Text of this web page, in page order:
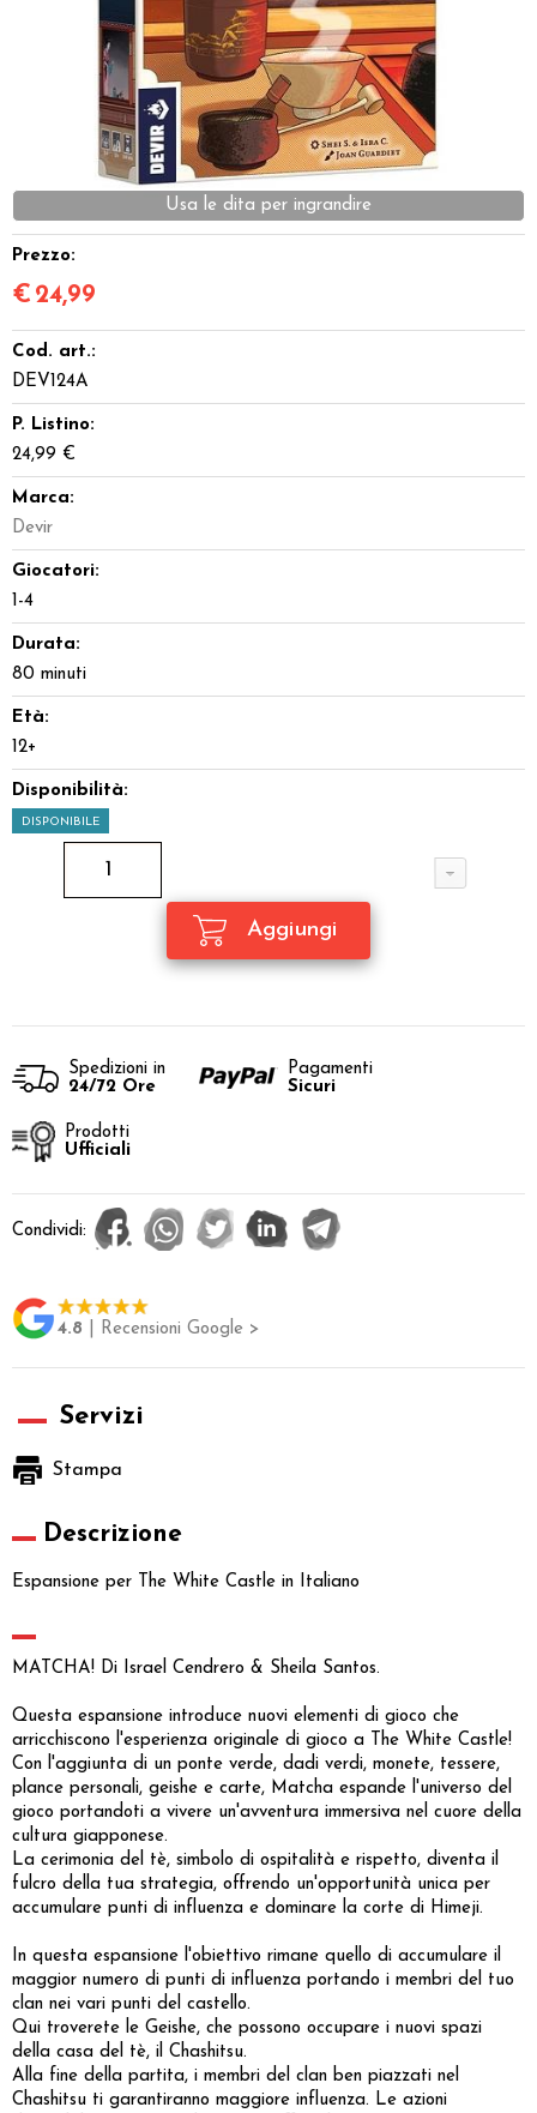
Giocattoli e Gadget
Offerte del Dragone
Prezzo:
€ 24,99
Cod. art.:
DEV124A
P. Listino:
24,99 €
Marca:
Devir
Giocatori:
1-4
Durata:
80 minuti
Età:
12+
Disponibilità:
DISPONIBILE
Spedizioni in
24/72 Ore
Pagamenti
Sicuri
Prodotti
Ufficiali
Condividi:
4.8 | Recensioni Google >
Servizi
Stampa
Descrizione
Espansione per The White Castle in Italiano
MATCHA! Di Israel Cendrero & Sheila Santos.
Questa espansione introduce nuovi elementi di gioco che
arricchiscono l'esperienza originale di gioco a The White Castle!
Con l'aggiunta di un ponte verde, dadi verdi, monete, tessere,
plance personali, geishe e carte, Matcha espande l'universo del
gioco portandoti a vivere un'avventura immersiva nel cuore della
cultura giapponese.
La cerimonia del tè, simbolo di ospitalità e rispetto, diventa il
fulcro della tua strategia, offrendo un'opportunità unica per
accumulare punti di influenza e dominare la corte di Himeji.
In questa espansione l'obiettivo rimane quello di accumulare il
maggior numero di punti di influenza portando i membri del tuo
clan nei vari punti del castello.
Qui troverete le Geishe, che possono occupare i nuovi spazi
della casa del tè, il Chashitsu.
Alla fine della partita, i membri del clan ben piazzati nel
Chashitsu ti garantiranno maggiore influenza. Le azioni